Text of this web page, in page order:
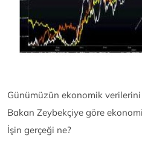
Günümüzün ekonomik verilerini
Bakan Zeybekçiye göre
İşin gerçeği ne?